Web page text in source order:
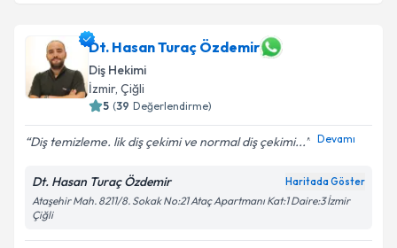
Dt. Hasan Turaç Özdemir
Diş Hekimi
İzmir, Çiğli
5 (39 Değerlendirme)
Diş temizleme. lik diş çekimi ve normal diş çekimi... Devamı
Dt. Hasan Turaç Özdemir Haritada Göster
Ataşehir Mah. 8211/8. Sokak No:21 Ataç Apartmanı Kat:1 Daire:3 İzmir
Çiğli